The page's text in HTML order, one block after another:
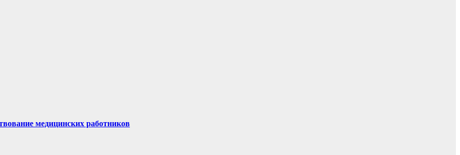
медицинских работников